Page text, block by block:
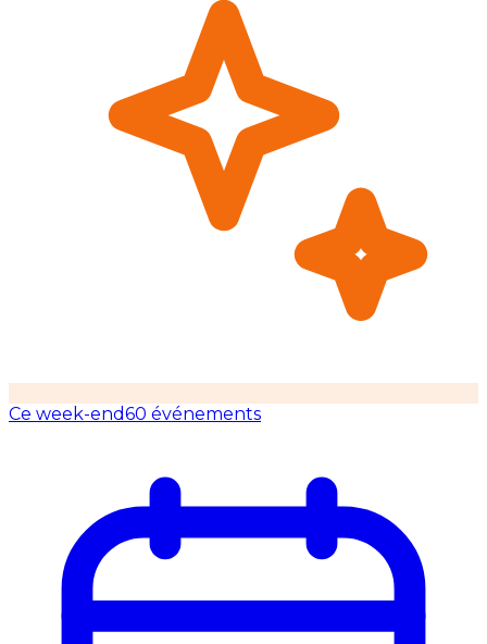
Ce week-end60 événements